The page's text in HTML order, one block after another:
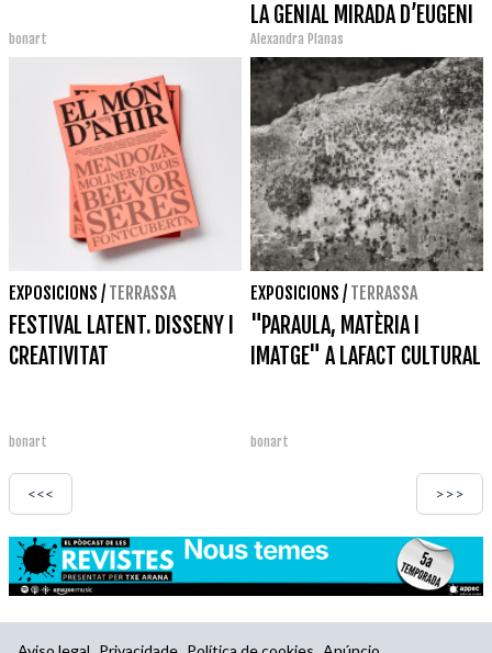
bonart
LA GENIAL MIRADA D’EUGENI
FORCANO"
Alexandra Planas
EXPOSICIONS / TERRASSA
FESTIVAL LATENT. DISSENY I
CREATIVITAT
bonart
EXPOSICIONS / TERRASSA
"PARAULA, MATÈRIA I
IMATGE" A LAFACT CULTURAL
bonart
<<< >>>